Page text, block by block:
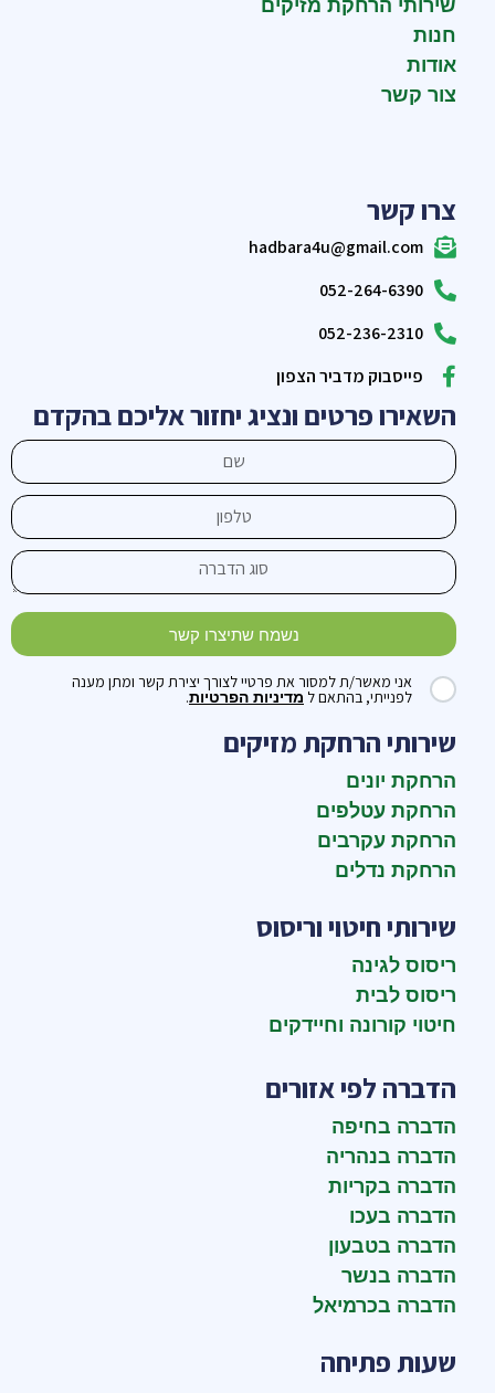
שירותי הרחקת מזיקים
חנות
אודות
צור קשר
צרו קשר
hadbara4u@gmail.com
052-264-6390
052-236-2310
פייסבוק מדביר הצפון
השאירו פרטים ונציג יחזור אליכם בהקדם
אני מאשר/ת למסור את פרטיי לצורך יצירת קשר ומתן מענה
לפנייתי, בהתאם ל מדיניות הפרטיות.
נשמח שתיצרו קשר
שירותי הרחקת מזיקים
הרחקת יונים
הרחקת עטלפים
הרחקת עקרבים
הרחקת נדלים
שירותי חיטוי וריסוס
ריסוס לגינה
ריסוס לבית
חיטוי קורונה וחיידקים
הדברה לפי אזורים
הדברה בחיפה
הדברה בנהריה
הדברה בקריות
הדברה בעכו
הדברה בטבעון
הדברה בנשר
הדברה בכרמיאל
שעות פתיחה